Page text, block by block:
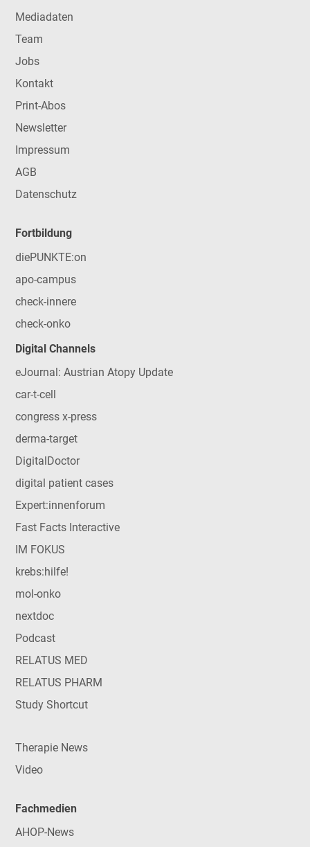
Mediadaten
Team
Jobs
Kontakt
Print-Abos
Newsletter
Impressum
AGB
Datenschutz
Fortbildung
diePUNKTE:on
apo-campus
check-innere
check-onko
Digital Channels
eJournal: Austrian Atopy Update
car-t-cell
congress x-press
derma-target
DigitalDoctor
digital patient cases
Expert:innenforum
Fast Facts Interactive
IM FOKUS
krebs:hilfe!
mol-onko
nextdoc
Podcast
RELATUS MED
RELATUS PHARM
Study Shortcut
Therapie News
Video
Fachmedien
AHOP-News